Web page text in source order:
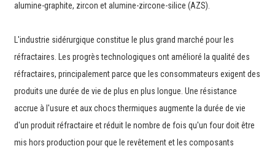
alumine-graphite, zircon et alumine-zircone-silice (AZS).
L'industrie sidérurgique constitue le plus grand marché pour les
réfractaires. Les progrès technologiques ont amélioré la qualité des
réfractaires, principalement parce que les consommateurs exigent des
produits une durée de vie de plus en plus longue. Une résistance
accrue à l'usure et aux chocs thermiques augmente la durée de vie
d'un produit réfractaire et réduit le nombre de fois qu'un four doit être
mis hors production pour que le revêtement et les composants